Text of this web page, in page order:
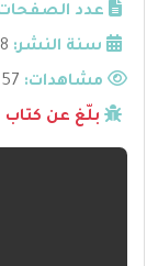
عدد
سنة النشر:
مشاهدات:
بلّغ عن كتاب